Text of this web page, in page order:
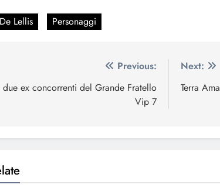
Lellis Personaggi
Previous:
ex concorrenti del Grande Fratello
Vip 7
Next:
Terra